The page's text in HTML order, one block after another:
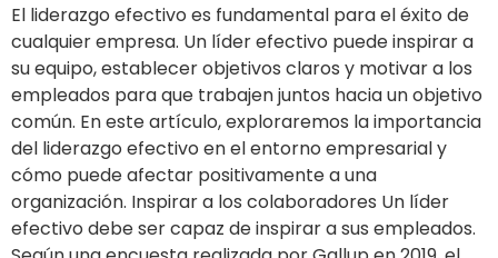
El liderazgo efectivo es fundamental para el éxito de
cualquier empresa. Un líder efectivo puede inspirar a
su equipo, establecer objetivos claros y motivar a los
empleados para que trabajen juntos hacia un objetivo
común. En este artículo, exploraremos la importancia
del liderazgo efectivo en el entorno empresarial y
cómo puede afectar positivamente a una
organización. Inspirar a los colaboradores Un líder
efectivo debe ser capaz de inspirar a sus empleados.